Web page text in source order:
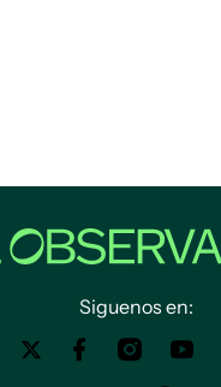
Siguenos en: